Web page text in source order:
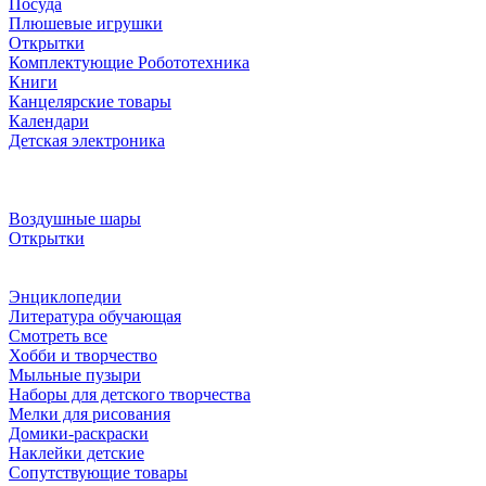
Посуда
Плюшевые игрушки
Открытки
Комплектующие Робототехника
Книги
Канцелярские товары
Календари
Детская электроника
Воздушные шары
Открытки
Энциклопедии
Литература обучающая
Смотреть все
Хобби и творчество
Мыльные пузыри
Наборы для детского творчества
Мелки для рисования
Домики-раскраски
Наклейки детские
Сопутствующие товары